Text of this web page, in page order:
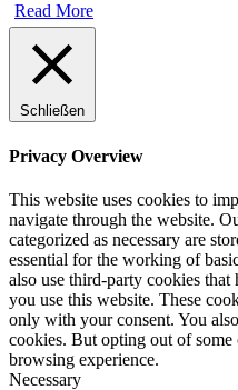
Read More
Schließen
Privacy Overview
This website uses cookies to
navigate through the website.
categorized as necessary are
essential for the working of
also use third-party cookies
you use this website. These
only with your consent. You
cookies. But opting out of
browsing experience.
Necessary